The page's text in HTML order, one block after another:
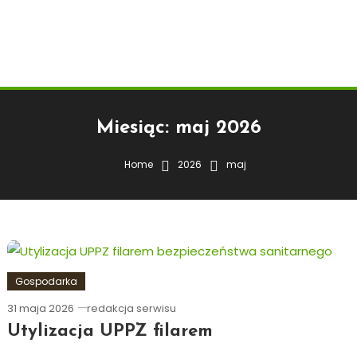
Miesiąc: maj 2026
Home 2026 maj
Gospodarka
31 maja 2026 redakcja serwisu
Utylizacja UPPZ filarem